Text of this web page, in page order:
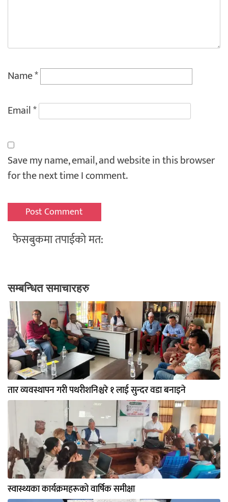
Name*
Email*
Save my name, email, and website in this browser
for the next time I comment.
फेसबुकमा तपाईको मत:
सम्बन्धित समाचारहरु
तार व्यवस्थापन गरी पथरीशनिश्चरे १ लाई सुन्दर वडा बनाइने
स्वास्थ्यका कार्यक्रमहरूको वार्षिक समीक्षा